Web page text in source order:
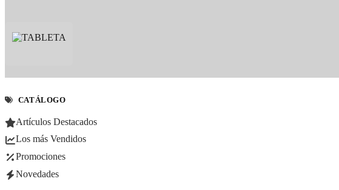
CATÁLOGO
Artículos Destacados
Los más Vendidos
Promociones
Novedades